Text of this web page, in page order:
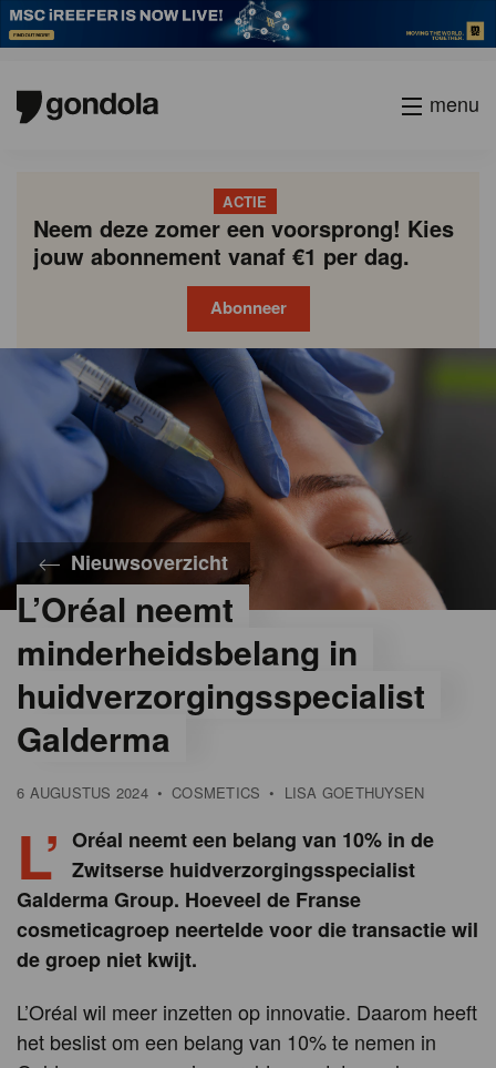
menu
ACTIE
Neem deze zomer een voorsprong! Kies
jouw abonnement vanaf €1 per dag.
Abonneer
Nieuwsoverzicht
L’Oréal neemt
minderheidsbelang in
huidverzorgingsspecialist
Galderma
6 AUGUSTUS 2024 • COSMETICS • LISA GOETHUYSEN
L’ Oréal neemt een belang van 10% in de
Zwitserse huidverzorgingsspecialist
Galderma Group. Hoeveel de Franse
cosmeticagroep neertelde voor die transactie wil
de groep niet kwijt.
L’Oréal wil meer inzetten op innovatie. Daarom heeft
het beslist om een belang van 10% te nemen in
Gondola
academy
Gondola